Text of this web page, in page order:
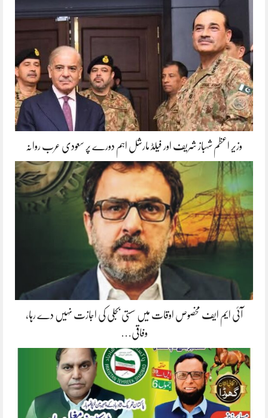
وزیر اعظم شہباز شریف اور فیلڈ مارشل اہم دورے پر سعودی عرب روانہ
آئی ایم ایف مخصوص اوقات میں سستی بجلی کی اجازت نہیں دے رہا،
وفاقی…